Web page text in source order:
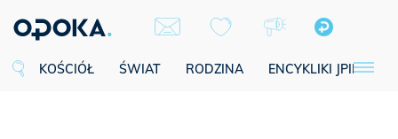
KOŚCIÓŁ ŚWIAT RODZINA ENCYKLIKI JPII